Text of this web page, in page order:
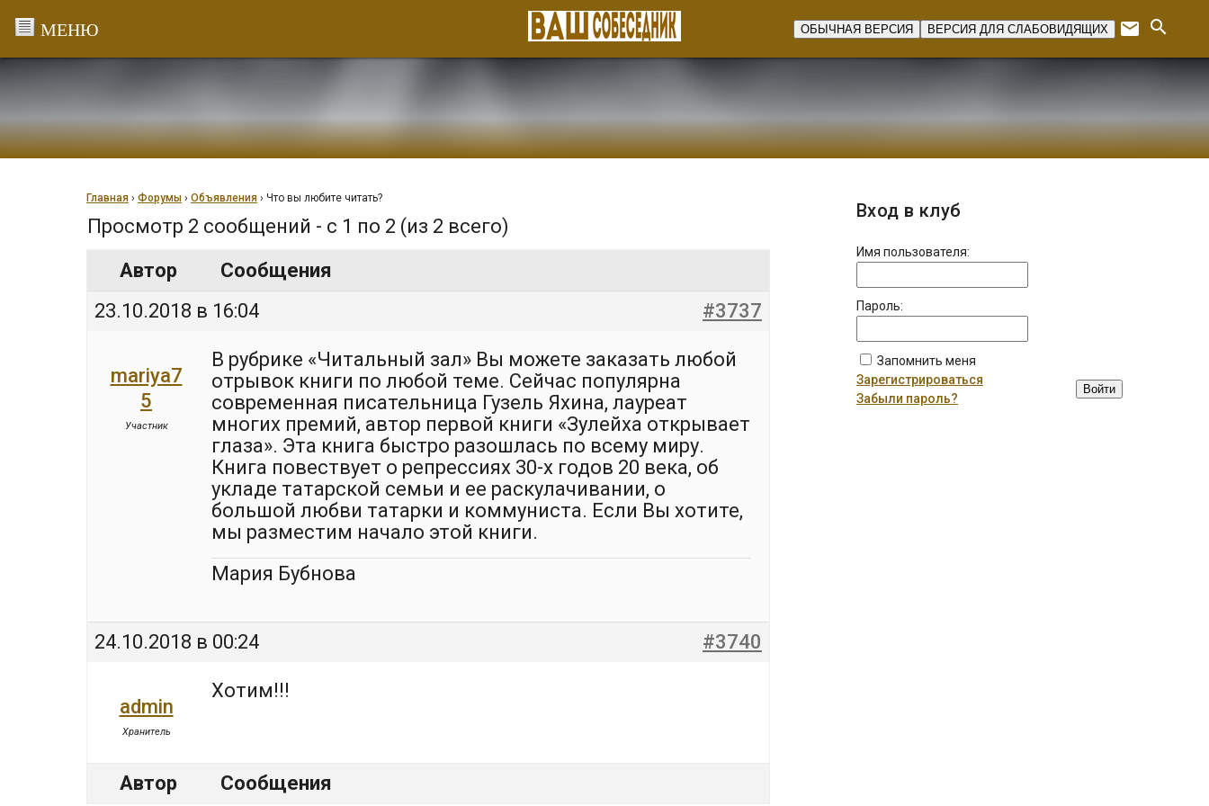
ОБЫЧНАЯ ВЕРСИЯ ВЕРСИЯ ДЛЯ СЛАБОВИДЯЩИХ email search
Главная › Форумы › Объявления › Что вы любите читать?
Просмотр 2 сообщений - с 1 по 2 (из 2 всего)
Автор
Сообщения
23.10.2018 в 16:04
#3737
mariya7
5
Участник
В рубрике «Читальный зал» Вы можете заказать любой
отрывок книги по любой теме. Сейчас популярна
современная писательница Гузель Яхина, лауреат
многих премий, автор первой книги «Зулейха открывает
глаза». Эта книга быстро разошлась по всему миру.
Книга повествует о репрессиях 30-х годов 20 века, об
укладе татарской семьи и ее раскулачивании, о
большой любви татарки и коммуниста. Если Вы хотите,
мы разместим начало этой книги.
Мария Бубнова
24.10.2018 в 00:24 #3740
admin
Хранитель
Хотим!!!
Автор Сообщения
Вход в клуб
Имя пользователя:
Пароль:
Запомнить меня
Войти
Зарегистрироваться
Забыли пароль?